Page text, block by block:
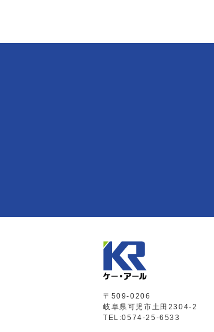
〒509-0206
岐阜県可児市土田2304-2
TEL:0574-25-6533